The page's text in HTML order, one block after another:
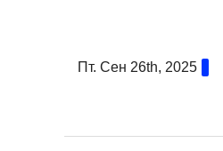
содержаниюПт. Сен 26th, 2025